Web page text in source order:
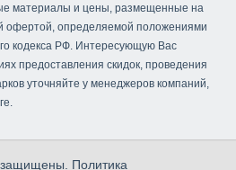
материалы и цены, размещенные на
офертой, определяемой положениями
кодекса РФ. Интересующую Вас
предоставления скидок, проведения
уточняйте у менеджеров компаний,
Политика